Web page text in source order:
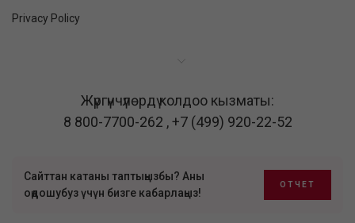
Privacy Policy
Жүргүнчүлөрдү колдоо кызматы:
8 800-7700-262 ,+7 (499) 920-22-52
Сайттан катаны таптыңызбы? Аны
оңдошубуз үчүн бизге кабарлаңыз!
ОТЧЕТ